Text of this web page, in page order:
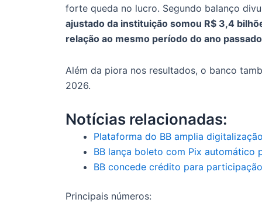
forte queda no lucro. Segundo balanço
ajustado da instituição somou R$ 3,4
relação ao mesmo período do ano
Além da piora nos resultados, o banco
2026.
Notícias relacionadas:
Plataforma do BB amplia
BB lança boleto com Pix automático
BB concede crédito para
Principais números: